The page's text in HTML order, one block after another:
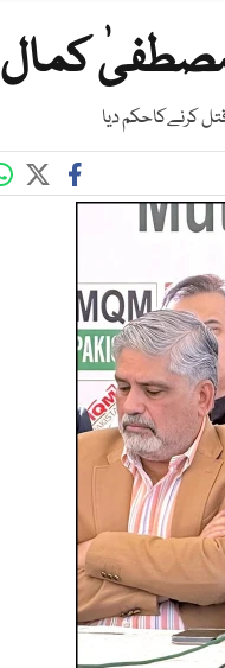
مصطفیٰ کمال
کرنےکاحکم دیا